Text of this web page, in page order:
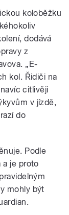
koloběžku
dodává
z
„E-
kol. Řidiči na
citlivěji
v jízdě,
do
Podle
a je proto
mohly být